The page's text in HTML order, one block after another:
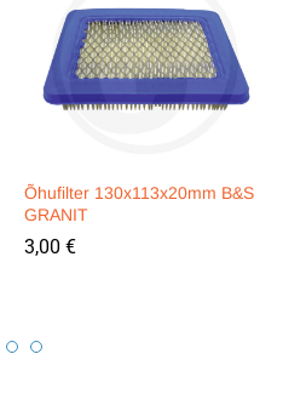
Õhufilter 130x113x20mm B&S
GRANIT
3,00 €